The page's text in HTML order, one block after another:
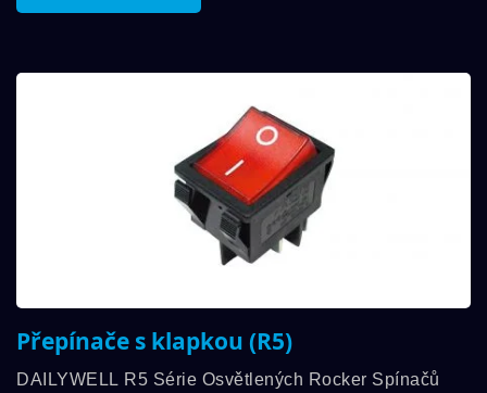
Přepínače s klapkou (R5)
DAILYWELL R5 Série Osvětlených Rocker Spínačů